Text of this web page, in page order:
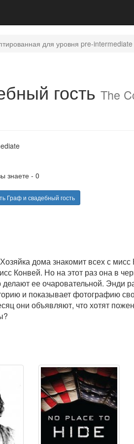
для уровня pre-intermediate
гость The
знаете - 0
Граф и свадебный гость
дома знакомит всех с
Конвей. Но на этот раз она в
ее очаровательной. Энди
и показывает фотографию
они объявляют, что хотят